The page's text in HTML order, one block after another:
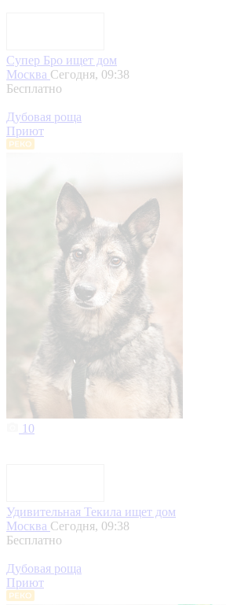
Супер Бро ищет дом
Москва Сегодня, 09:38
Бесплатно
Дубовая роща
Приют
10
Удивительная Текила ищет дом
Москва Сегодня, 09:38
Бесплатно
Дубовая роща
Приют